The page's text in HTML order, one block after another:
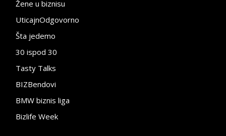
Žene u biznisu
UticajnOdgovorno
Šta jedemo
30 ispod 30
Tasty Talks
BIZBendovi
BMW biznis liga
Bizlife Week